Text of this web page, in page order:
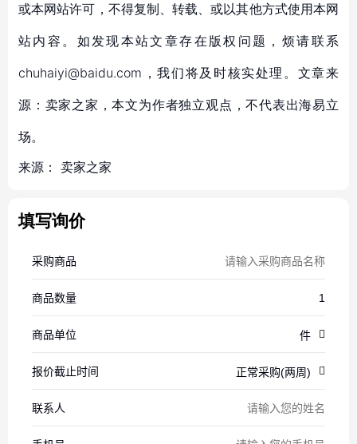
或本网站许可，不得复制、转载、或以其他方式使用本网
站内容。如发现本站文章存在版权问题，烦请联系
chuhaiyi@baidu.com，我们将及时核实处理。文章来
源：卖家之家，本文为作者独立观点，不代表出海易立
场。
来源： 卖家之家
填写询价